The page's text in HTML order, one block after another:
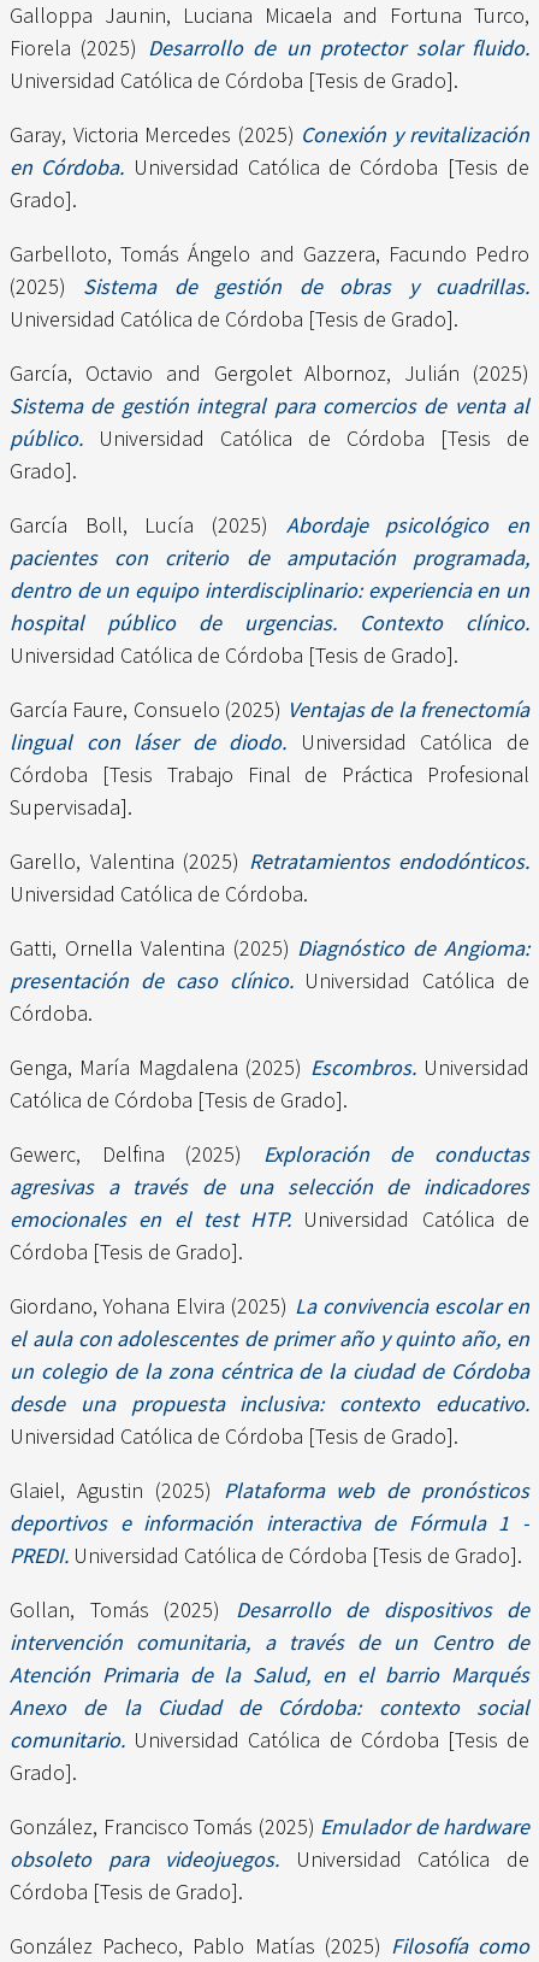
Galloppa Jaunin, Luciana Micaela and Fortuna Turco,
Fiorela (2025) Desarrollo de un protector solar fluido.
Universidad Católica de Córdoba [Tesis de Grado].
Garay, Victoria Mercedes (2025) Conexión y revitalización
en Córdoba. Universidad Católica de Córdoba [Tesis de
Grado].
Garbelloto, Tomás Ángelo and Gazzera, Facundo Pedro
(2025) Sistema de gestión de obras y cuadrillas.
Universidad Católica de Córdoba [Tesis de Grado].
García, Octavio and Gergolet Albornoz, Julián (2025)
Sistema de gestión integral para comercios de venta al
público. Universidad Católica de Córdoba [Tesis de
Grado].
García Boll, Lucía (2025) Abordaje psicológico en
pacientes con criterio de amputación programada,
dentro de un equipo interdisciplinario: experiencia en un
hospital público de urgencias. Contexto clínico.
Universidad Católica de Córdoba [Tesis de Grado].
García Faure, Consuelo (2025) Ventajas de la frenectomía
lingual con láser de diodo. Universidad Católica de
Córdoba [Tesis Trabajo Final de Práctica Profesional
Supervisada].
Garello, Valentina (2025) Retratamientos endodónticos.
Universidad Católica de Córdoba.
Gatti, Ornella Valentina (2025) Diagnóstico de Angioma:
presentación de caso clínico.Universidad Católica de
Córdoba.
Genga, María Magdalena (2025) Escombros.Universidad
Católica de Córdoba [Tesis de Grado].
Gewerc, Delfina (2025) Exploración de conductas
agresivas a través de una selección de indicadores
emocionales en el test HTP. Universidad Católica de
Córdoba [Tesis de Grado].
Giordano, Yohana Elvira (2025) La convivencia escolar en
el aula con adolescentes de primer año y quinto año, en
un colegio de la zona céntrica de la ciudad de Córdoba
desde una propuesta inclusiva: contexto educativo.
Universidad Católica de Córdoba [Tesis de Grado].
Glaiel, Agustin (2025) Plataforma web de pronósticos
deportivos e información interactiva de Fórmula 1 -
PREDI. Universidad Católica de Córdoba [Tesis de Grado].
Gollan, Tomás (2025) Desarrollo de dispositivos de
intervención comunitaria, a través de un Centro de
Atención Primaria de la Salud, en el barrio Marqués
Anexo de la Ciudad de Córdoba: contexto social
comunitario. Universidad Católica de Córdoba [Tesis de
Grado].
González, Francisco Tomás (2025) Emulador de hardware
obsoleto para videojuegos. Universidad Católica de
Córdoba [Tesis de Grado].
González Pacheco, Pablo Matías (2025) Filosofía como